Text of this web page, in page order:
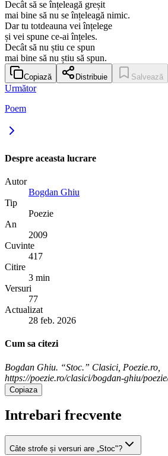
Decât să se înțeleagă greșit
mai bine să nu se înțeleagă nimic.
Dar tu totdeauna vei înțelege
și vei spune ce-ai înțeles.
Decât să nu știu ce spun
mai bine să nu știu să spun.
Copiază Distribuie Salvează
Următor
Poem
Despre aceasta lucrare
Autor
Bogdan Ghiu
Tip
Poezie
An
2009
Cuvinte
417
Citire
3 min
Versuri
77
Actualizat
28 feb. 2026
Cum sa citezi
Bogdan Ghiu. “Stoc.” Clasici, Poezie.ro,
https://poezie.ro/clasici/bogdan-ghiu/
Copiaza
Intrebari frecvente
Câte strofe și versuri are „Stoc"?